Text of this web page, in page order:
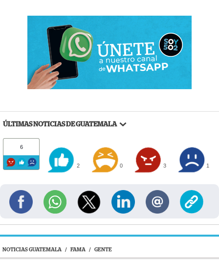
ÚLTIMAS NOTICIAS DE GUATEMALA
6
2 0 3 1
NOTICIAS GUATEMALA / FAMA / GENTE